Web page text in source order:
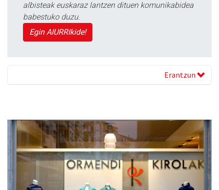
albisteak euskaraz lantzen dituen komunikabidea
babestuko duzu.
Egin AIURRIkide!
Erantzun